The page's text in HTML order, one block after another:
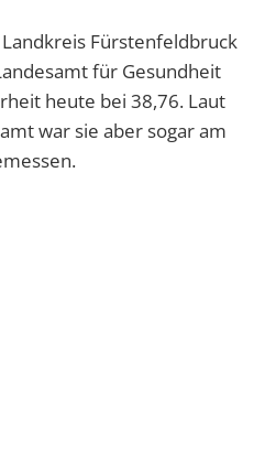
Fürstenfeldbruck
für Gesundheit
heute bei 38,76. Laut
war sie aber sogar am